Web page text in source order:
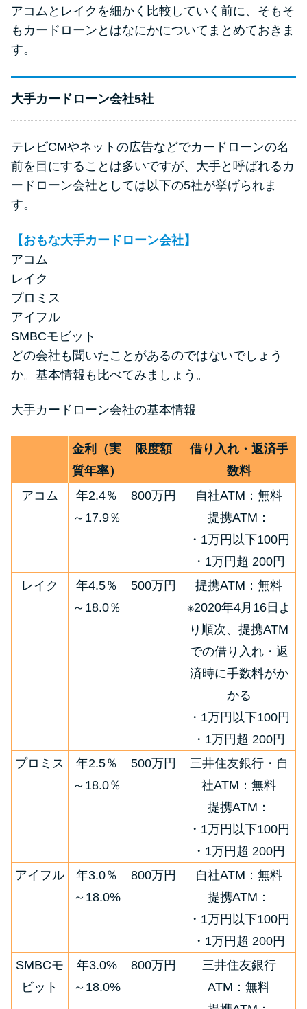
090金融（闇金）からお金を借り
てはいけない理由と借りた場合
安や審査に通らない理由
ブラックでもお金を借りるに
は？3つの判断基準と工面法
方法
プロミスの返済方法を徹底解
説！ もっとも便利でお得な返済
方法はどれ？
年収が低い＆他社借入があると
落ちる？バンクイックの口コミ
を分析
みずほ銀行カードローンの問い
合わせ先とシーン別の問い合わ
アコムとレイクを細かく比較していく前に、そもそ
もカードローンとはなにかについてまとめておきま
す。
大手カードローン会社5社
テレビCMやネットの広告などでカードローンの名
前を目にすることは多いですが、大手と呼ばれるカ
ードローン会社としては以下の5社が挙げられま
す。
【おもな大手カードローン会社】
アコム
レイク
プロミス
アイフル
SMBCモビット
どの会社も聞いたことがあるのではないでしょう
か。基本情報も比べてみましょう。
大手カードローン会社の基本情報
金利（実
質年率）
限度額
借り入れ・返済手
数料
アコム
年2.4％
～17.9％
800万円
自社ATM：無料
提携ATM：
・1万円以下100円
・1万円超 200円
レイク
年4.5％
～18.0％
500万円
提携ATM：無料
※2020年4月16日よ
り順次、提携ATM
での借り入れ・返
済時に手数料がか
かる
・1万円以下100円
・1万円超 200円
プロミス
年2.5％
～18.0％
500万円
三井住友銀行・自
社ATM：無料
提携ATM：
・1万円以下100円
・1万円超 200円
アイフル
年3.0％
～18.0%
800万円
自社ATM：無料
提携ATM：
・1万円以下100円
・1万円超 200円
SMBCモ
ビット
年3.0%
～18.0%
800万円
三井住友銀行
ATM：無料